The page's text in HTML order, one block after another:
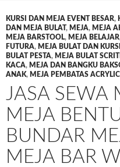
KURSI DAN MEJA EVENT BESAR,
DAN MEJA BULAT, MEJA, MEJA
MEJA BARSTOOL, MEJA BELAJAR
FUTURA, MEJA BULAT DAN
BULAT PESTA, MEJA BULAT
KACA, MEJA DAN BANGKU
ANAK, MEJA PEMBATAS ACRYLIC
JASA SEWA
MEJA
BUNDAR
MEJA BAR